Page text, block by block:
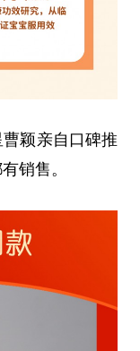
颖亲自口碑推
销售。